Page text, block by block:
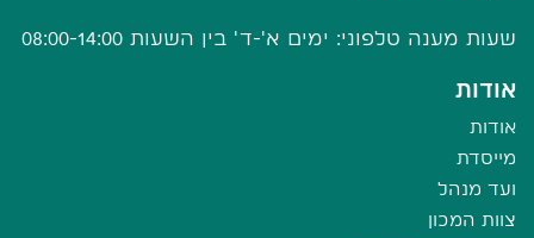
שעות מענה טלפוני: ימים א'-ד' בין השעות 08:00-14:00
אודות
אודות
מייסדת
ועד מנהל
צוות המכון